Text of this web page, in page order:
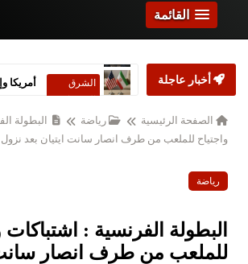
القائمة
أخبار عاجلة
الشرق
الاوسط
الصفحة الرئيسية رياضة
البطولة
واجتياح للملعب من طرف انصار سانت ايتيان بعد
رياضة
البطولة الفرنسية : اشتباكات
للملعب من طرف انصار سانت